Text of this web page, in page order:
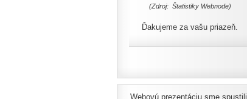
(Zdroj: Štatistiky Webnode)
Ďakujeme za vašu priazeň.
Webovú prezentáciu sme spustili